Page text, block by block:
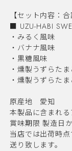
【セット内容：合
■ UZU-HABI
・みるく風味
・バナナ風味
・黒糖風味
・燻製うずらた
・燻製うずらた
原産地 愛知
本製品に含まれ
賞味期限 製造日
当店では出荷時
送り致します。